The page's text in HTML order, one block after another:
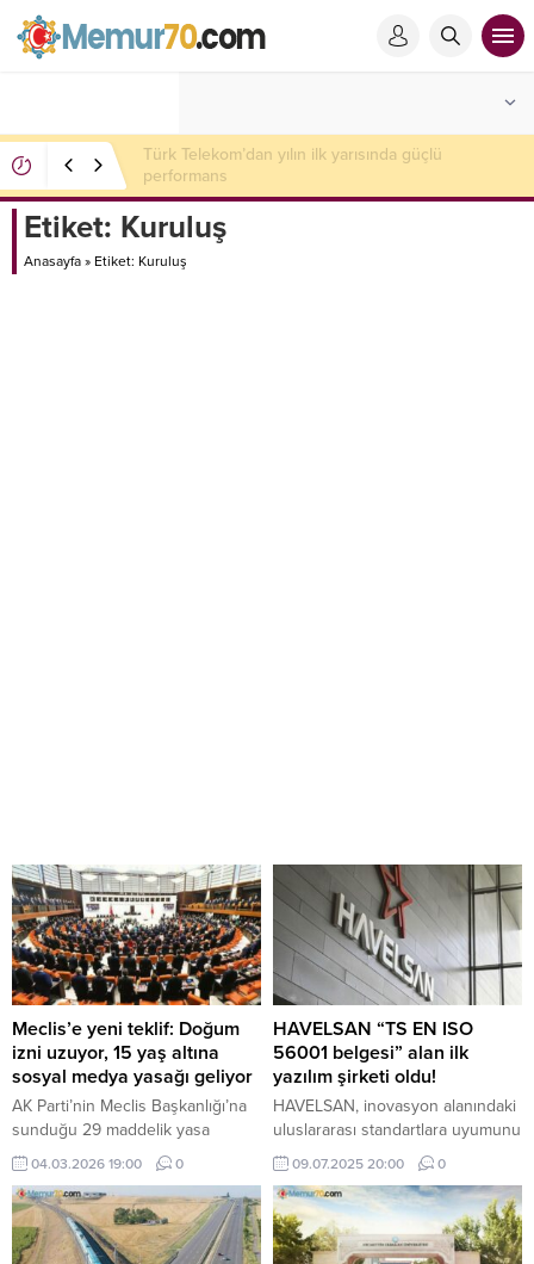
Stoklar ABD’de birikti ama fiyatlar düşmüyor! Ton
başına 14 bin dolar sınırını aştı
Etiket: Kuruluş
Anasayfa » Etiket: Kuruluş
Meclis’e yeni teklif: Doğum
izni uzuyor, 15 yaş altına
sosyal medya yasağı geliyor
AK Parti’nin Meclis Başkanlığı’na
sunduğu 29 maddelik yasa
teklifine göre, doğum izinleri
annelerde 24 hafta, babalarda 10
güne çıkarılıyor. 15 yaş altı
çocuklara sosyal medya yasağı
getiriliyor.
04.03.2026 19:00 0
HAVELSAN “TS EN ISO
56001 belgesi” alan ilk
yazılım şirketi oldu!
HAVELSAN, inovasyon alanındaki
uluslararası standartlara uyumunu
tescilleyerek, TS EN ISO 56001
İnovasyon Yönetim Sistemi
Belgesi'ni almaya hak kazandı.
09.07.2025 20:00 0